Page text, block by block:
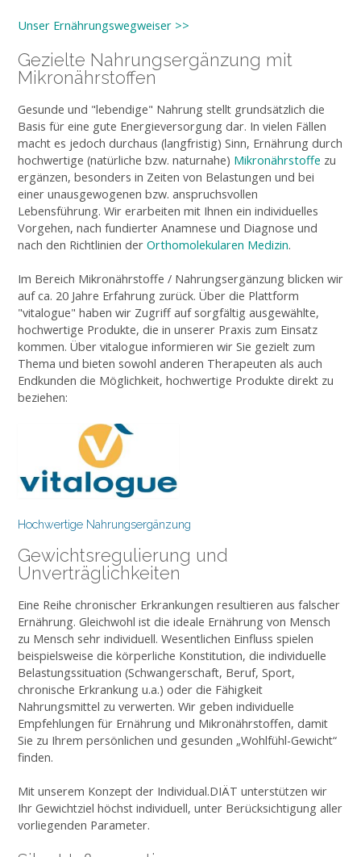
Unser Ernährungswegweiser >>
Gezielte Nahrungsergänzung mit
Mikronährstoffen
Gesunde und "lebendige" Nahrung stellt grundsätzlich die
Basis für eine gute Energieversorgung dar. In vielen Fällen
macht es jedoch durchaus (langfristig) Sinn, Ernährung durch
hochwertige (natürliche bzw. naturnahe) Mikronährstoffe zu
ergänzen, besonders in Zeiten von Belastungen und bei
einer unausgewogenen bzw. anspruchsvollen
Lebensführung. Wir erarbeiten mit Ihnen ein individuelles
Vorgehen, nach fundierter Anamnese und Diagnose und
nach den Richtlinien der Orthomolekularen Medizin.
Im Bereich Mikronährstoffe / Nahrungsergänzung blicken wir
auf ca. 20 Jahre Erfahrung zurück. Über die Plattform
"vitalogue" haben wir Zugriff auf sorgfältig ausgewählte,
hochwertige Produkte, die in unserer Praxis zum Einsatz
kommen. Über vitalogue informieren wir Sie gezielt zum
Thema und bieten sowohl anderen Therapeuten als auch
Endkunden die Möglichkeit, hochwertige Produkte direkt zu
beziehen:
Hochwertige Nahrungsergänzung
Gewichtsregulierung und
Unverträglichkeiten
Eine Reihe chronischer Erkrankungen resultieren aus falscher
Ernährung. Gleichwohl ist die ideale Ernährung von Mensch
zu Mensch sehr individuell. Wesentlichen Einfluss spielen
beispielsweise die körperliche Konstitution, die individuelle
Belastungssituation (Schwangerschaft, Beruf, Sport,
chronische Erkrankung u.a.) oder die Fähigkeit
Nahrungsmittel zu verwerten. Wir geben individuelle
Empfehlungen für Ernährung und Mikronährstoffen, damit
Sie zu Ihrem persönlichen und gesunden „Wohlfühl-Gewicht“
finden.
Mit unserem Konzept der Individual.DIÄT unterstützen wir
Ihr Gewichtziel höchst individuell, unter Berücksichtigung aller
vorliegenden Parameter.